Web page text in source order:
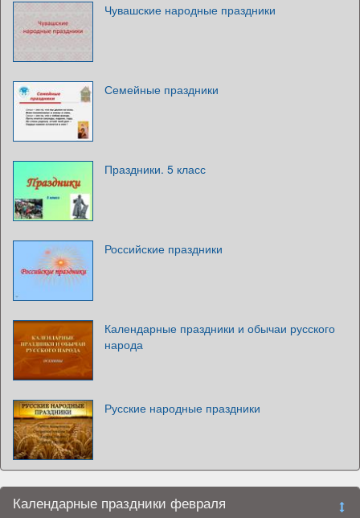
Чувашские народные праздники
Семейные праздники
Праздники. 5 класс
Российские праздники
Календарные праздники и обычаи русского
народа
Русские народные праздники
Календарные праздники февраля